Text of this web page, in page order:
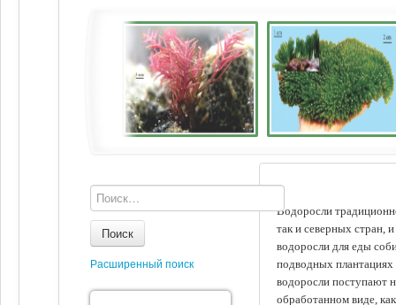
Водоросли
так и северных стран,
водоросли для еды
подводных
водоросли поступают
обработанном виде,
Поиск
Расширенный поиск